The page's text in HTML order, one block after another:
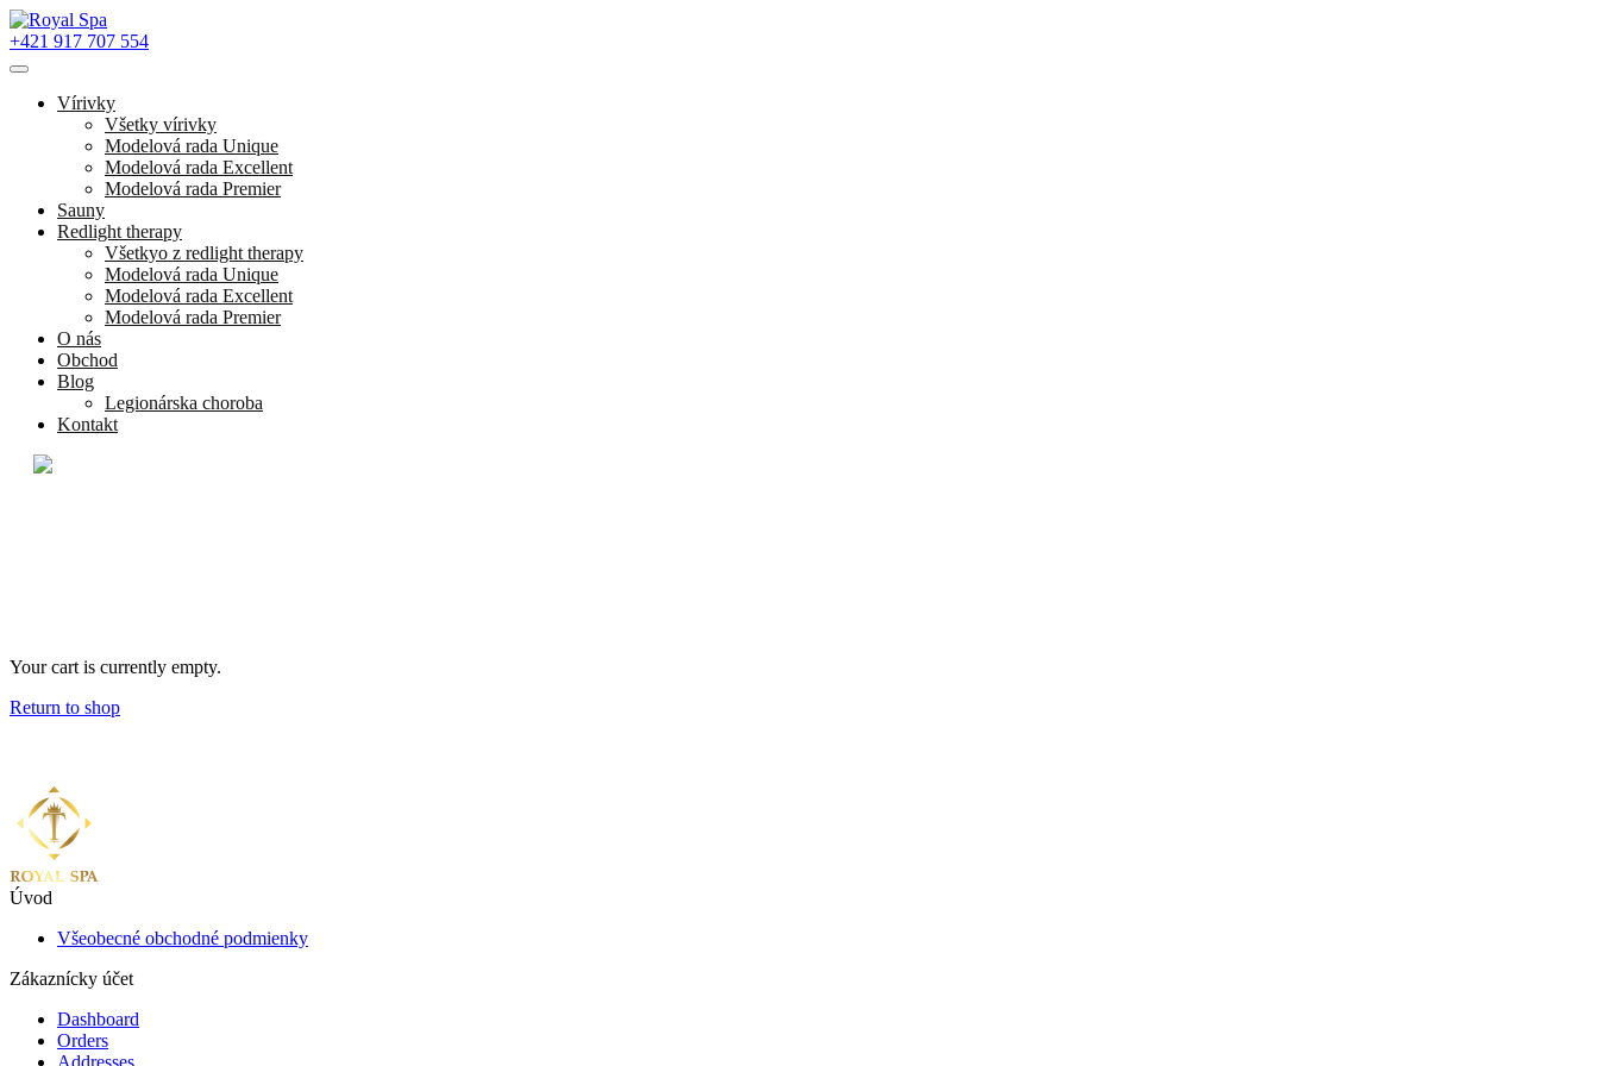
+421 917 707 554
Vírivky
Všetky vírivky
Modelová rada Unique
Modelová rada Excellent
Modelová rada Premier
Sauny
Redlight therapy
Všetkyo z redlight therapy
Modelová rada Unique
Modelová rada Excellent
Modelová rada Premier
O nás
Obchod
Blog
Legionárska choroba
Kontakt
Your cart is currently empty.
Return to shop
Úvod
Všeobecné obchodné podmienky
Zákaznícky účet
Dashboard
Orders
Addresses